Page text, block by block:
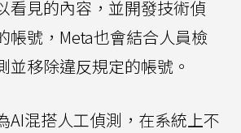
看見的內容，並開發技術偵
帳號，Meta也會結合人員檢
並移除違反規定的帳號。
AI混搭人工偵測，在系統上不